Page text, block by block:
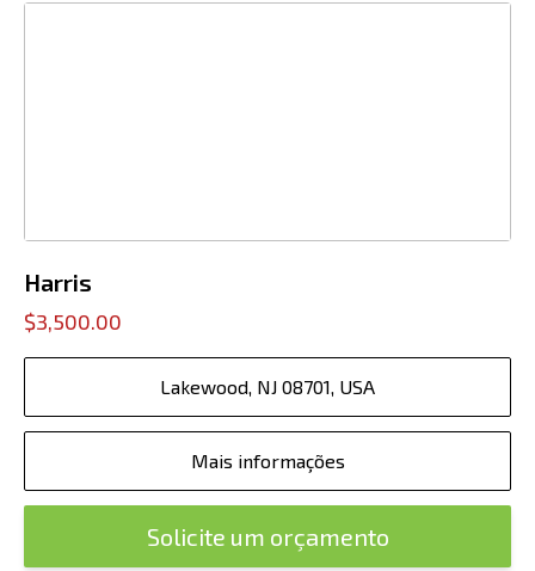
Harris
$3,500.00
Lakewood, NJ 08701, USA
Mais informações
Solicite um orçamento